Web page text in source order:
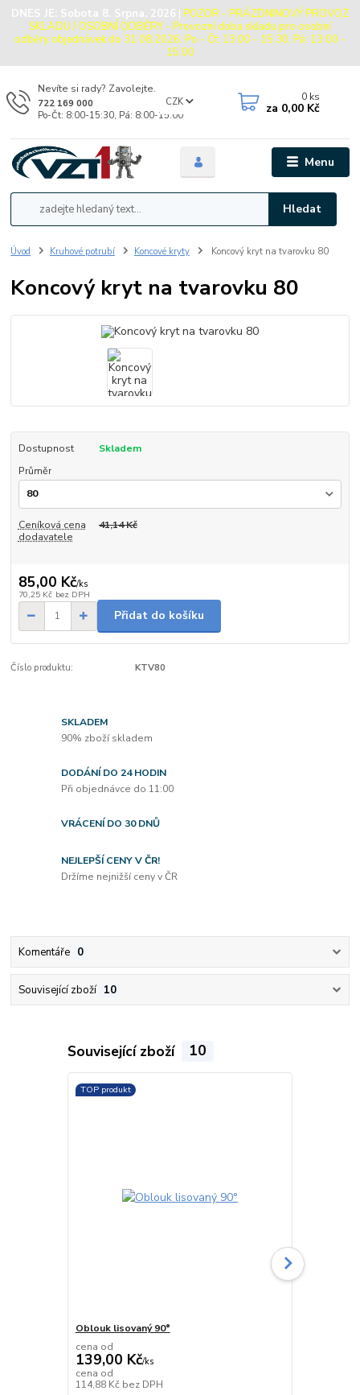
DNES JE: Sobota 8. Srpna, 2026 | POZOR - PRÁZDNINOVÝ PROVOZ
SKLADU / OSOBNÍ ODBĚRY - Provozní doba skladu pro osobní
odběry objednávek do 31.08.2026: Po - Čt: 13:00 - 15:30, Pá: 13:00 -
15:00
Menu
CZK
Hledat
Nevíte si rady? Zavolejte.
722 169 000
Po-Čt: 8:00-15:30, Pá: 8:00-15:00
0 ks
za 0,00 Kč
Úvod Kruhové potrubí Koncové kryty Koncový kryt na tvarovku 80
Koncový kryt na tvarovku 80
Dostupnost
Skladem
Průměr
Ceníková cena
dodavatele
41,14 Kč
85,00 Kč/ks
70,25 Kč bez DPH
Přidat do košíku
Číslo produktu: KTV80
SKLADEM
90% zboží skladem
DODÁNÍ DO 24 HODIN
Při objednávce do 11:00
VRÁCENÍ DO 30 DNŮ
NEJLEPŠÍ CENY V ČR!
Držíme nejnižší ceny v ČR
Komentáře 0
Související zboží 10
Související zboží 10
TOP produkt
Oblouk lisovaný 90°
cena od
139,00 Kč/ks
cena od
114,88 Kč bez DPH